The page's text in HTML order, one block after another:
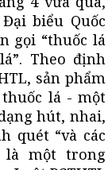
Đại biểu Quốc
gọi “thuốc lá
Theo định
sản phẩm
lá - một
hút, nhai,
quét “và các
là một trong